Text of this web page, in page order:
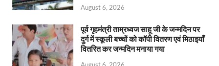
August 6, 2026
पूर्व गृहमंत्री ताम्रध्वज साहू जी के जन्मदिन पर
दुर्ग में स्कूली बच्चों को कॉपी वितरण एवं मिठाइयाँ
वितरित कर जन्मदिन मनाया गया